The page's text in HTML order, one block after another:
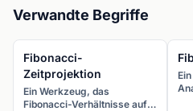
Verwandte Begriffe
Fibonacci-
Zeitprojektion
Ein Werkzeug, das
Fibonacci-Verhältnisse auf